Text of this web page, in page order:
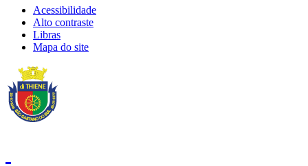
Acessibilidade
Alto contraste
Libras
Mapa do site